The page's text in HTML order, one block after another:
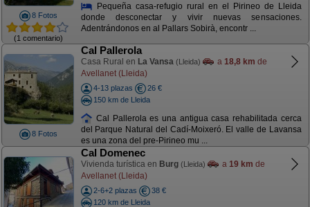
8 Fotos
(1 comentario)
Pequeña casa-refugio rural en el Pirineo de Lleida
donde desconectar y vivir nuevas sensaciones.
Adentrándonos en al Pallars Sobirà, encontr ...
8 Fotos
Cal Pallerola
Casa Rural en La Vansa (Lleida) a 18,8 km de
Avellanet (Lleida)
4-13 plazas
26 €
150 km de Lleida
Cal Pallerola es una antigua casa rehabilitada cerca
del Parque Natural del Cadí-Moixeró. El valle de Lavansa
es una zona del pre-Pirineo mu ...
Cal Domenec
Vivienda turística en Burg (Lleida) a 19 km de
Avellanet (Lleida)
2-6+2 plazas
38 €
120 km de Lleida